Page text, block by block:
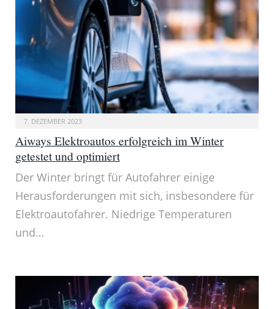
7. DEZEMBER 2023
Aiways Elektroautos erfolgreich im Winter
getestet und optimiert
Der Winter bringt für Autofahrer einige
Herausforderungen mit sich, insbesondere für
Elektroautofahrer. Niedrige Temperaturen
und…